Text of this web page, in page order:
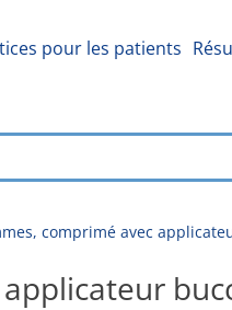
pour les patients
comprimé avec